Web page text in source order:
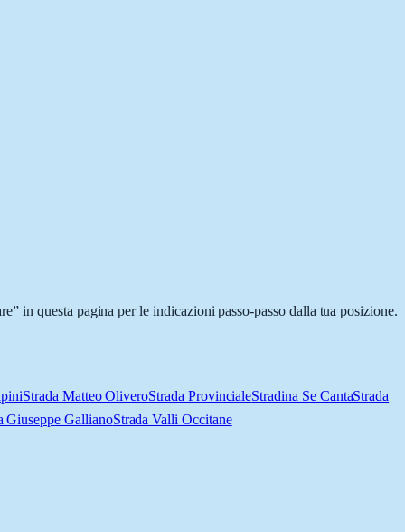
in questa pagina per le indicazioni passo-passo dalla tua posizione.
Strada Matteo OliveroStrada ProvincialeStradina Se CantaStrada
Giuseppe GallianoStrada Valli Occitane